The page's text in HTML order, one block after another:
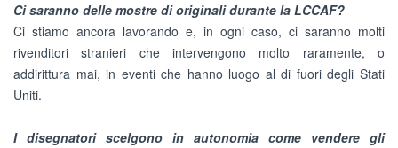
Ci saranno delle mostre di originali durante la LCCAF?
Ci stiamo ancora lavorando e, in ogni caso, ci saranno molti
rivenditori stranieri che intervengono molto raramente, o
addirittura mai, in eventi che hanno luogo al di fuori degli Stati
Uniti.
I disegnatori scelgono in autonomia come vendere gli